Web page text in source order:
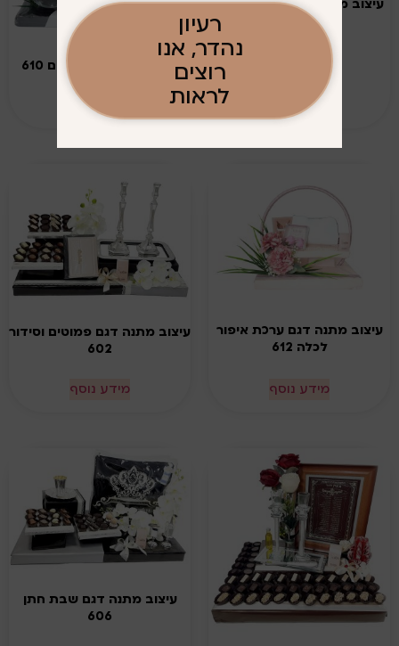
עיצוב מתנה דגם מתנות לחתן
607
מידע נוסף
עיצוב מתנה דגם סירים 610
מידע נוסף
עיצוב מתנה דגם ערכת איפור
לכלה 612
מידע נוסף
עיצוב מתנה דגם פמוטים וסידור
602
מידע נוסף
עיצוב מתנה דגם שבת חתן
606
רעיון
נהדר, אנו
רוצים
לראות